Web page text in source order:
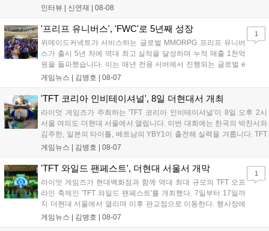
를 추구하다 보니까 팀적으로 안 좋은 사고가 계속 많이 났던 것
LoL 챔피언스 코리아(LCK)'...
인터뷰 | 신연재 | 08-08
'프리프 유니버스', 'FWC'로 5년째 성장
위메이드커넥트가 서비스하는 글로벌 MMORPG 프리프 유니버
스가 출시 5년 차에 역대 최고 실적을 달성하며 누적 매출 1천억
원을 돌파했습니다. 이는 매년 전용 서버에서 진행되는 글로벌 e
스포츠 대회 FWC의 영향이 큽니다. FWC는 이용자가 동일한 조
은 전년 대비 매출과 이용자 지표가 대폭 상승하는 성과를 냈습니
FWC 그랜드 파이널이 개최될 예정이며, 위메이드커넥트는 이를
통해 커뮤니티 중심의 장기 성장 모델을 지속할 방침입니다....
게임뉴스 | 김병호 | 08-07
1
'TFT 코리아 인비테이셔널', 8일 더현대서 개최
라이엇 게임즈가 주최하는 'TFT 코리아 인비테이셔널'이 8일 오후 2시
서울 여의도 더현대 서울에서 열립니다. 이번 대회에는 한국의 박찬서와
김주한, 일본의 타이틀, 베트남의 YBY1이 출전해 실력을 겨룹니다. TFT
는 소속팀 없이 개인 자격으로 참가하는 독특한 대회 구조를 가지며, 누
17일까지 이어지는 이번 행사는 신규 세트 체험과 공연 등 다양한 즐길
거리를 제공하며, 이후 현대백화점 판교점에서도 행사가 이어질 예정입
니다. 연말에는 라스베이거스 오픈이 개최됩니다....
게임뉴스 | 김병호 | 08-07
'TFT 와일드 팬페스트', 더현대 서울서 개막
라이엇 게임즈가 현대백화점과 함께 역대 최대 규모의 TFT 오프
라인 축제인 'TFT 와일드 팬페스트'를 개최했다. 7일부터 17일까
지 더현대 서울에서 열리며 이후 판교점으로 이동한다. 행사장에
는 체험, 스페셜, 무대 존이 마련됐으며 8일 오후 2시 인비테이셔
게임뉴스 | 김병호 | 08-07
1